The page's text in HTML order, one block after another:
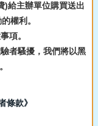
)給主辦單位購買送出
權利。
項。
者騷擾，我們將以黑
條款》